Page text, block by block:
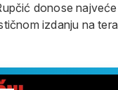
donose
izdanju na